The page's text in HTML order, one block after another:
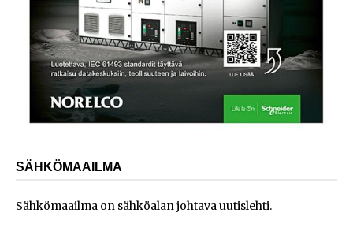
SÄHKÖMAAILMA
Sähkömaailma on sähköalan johtava uutislehti.